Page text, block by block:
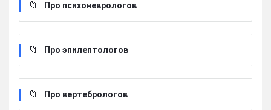
Про психоневрологов
Про эпилептологов
Про вертебрологов